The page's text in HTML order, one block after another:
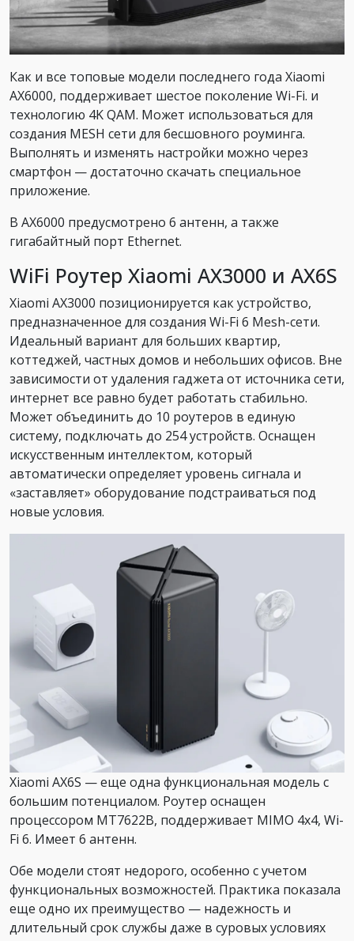
Как и все топовые модели последнего года Xiaomi
AX6000, поддерживает шестое поколение Wi-Fi. и
технологию 4K QAM. Может использоваться для
создания MESH сети для бесшовного роуминга.
Выполнять и изменять настройки можно через
смартфон — достаточно скачать специальное
приложение.
В AX6000 предусмотрено 6 антенн, а также
гигабайтный порт Ethernet.
WiFi Роутер Xiaomi AX3000 и AX6S
Xiaomi AX3000 позиционируется как устройство,
предназначенное для создания Wi-Fi 6 Mesh-сети.
Идеальный вариант для больших квартир,
коттеджей, частных домов и небольших офисов. Вне
зависимости от удаления гаджета от источника сети,
интернет все равно будет работать стабильно.
Может объединить до 10 роутеров в единую
систему, подключать до 254 устройств. Оснащен
искусственным интеллектом, который
автоматически определяет уровень сигнала и
«заставляет» оборудование подстраиваться под
новые условия.
Xiaomi AX6S — еще одна функциональная модель с
большим потенциалом. Роутер оснащен
процессором MT7622B, поддерживает MIMO 4x4, Wi-
Fi 6. Имеет 6 антенн.
Обе модели стоят недорого, особенно с учетом
функциональных возможностей. Практика показала
еще одно их преимущество — надежность и
длительный срок службы даже в суровых условиях